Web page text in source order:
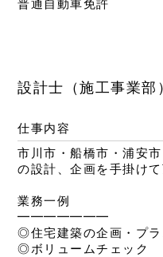
普通自動車免許
設計士（施工事業部
仕事内容
市川市・船橋市・浦安
の設計、企画を手掛けて
業務一例
━━━━━━━
◎住宅建築の企画・プラ
◎ボリュームチェック